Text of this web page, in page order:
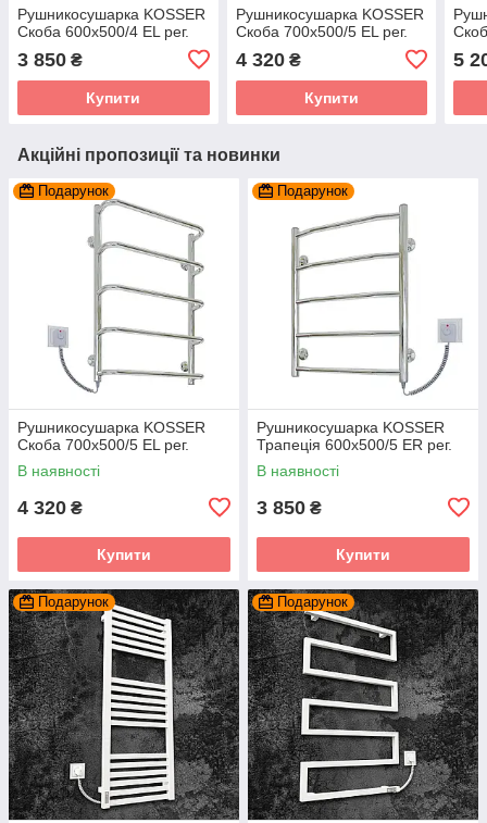
Рушникосушарка KOSSER
Скоба 600х500/4 ЕL рег.
3 850 ₴
Купити
Рушникосушарка KOSSER
Скоба 700х500/5 ЕL рег.
4 320₴
Купити
5
Акційні пропозиції та новинки
Подарунок
Рушникосушарка KOSSER
Скоба 700х500/5 ЕL рег.
В наявності
4 320 ₴
Купити
Подарунок
Рушникосушарка KOSSER
Трапеція 600х500/5 ER рег.
В наявності
3 850 ₴
Купити
Подарунок Подарунок